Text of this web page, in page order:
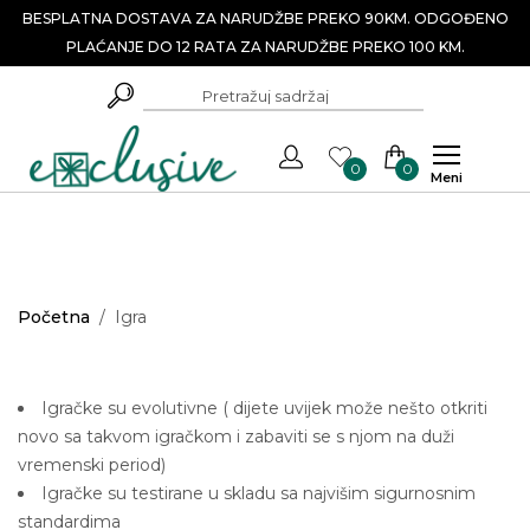
BESPLATNA DOSTAVA ZA NARUDŽBE PREKO 90KM. ODGOĐENO
PLAĆANJE DO 12 RATA ZA NARUDŽBE PREKO 100 KM.
0 0 Meni
Početna / Igra
Igračke su evolutivne ( dijete uvijek može nešto otkriti
novo sa takvom igračkom i zabaviti se s njom na duži
vremenski period)
Igračke su testirane u skladu sa najvišim sigurnosnim
standardima